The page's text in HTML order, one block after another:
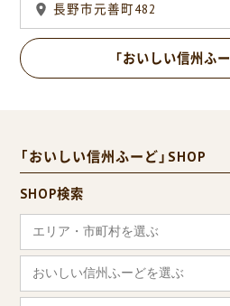
長野市元善町482
「おいしい信州ふ
「おいしい信州ふーど」SHOP
SHOP検索
エリア・市町村を選ぶ
おいしい信州ふーどを選ぶ